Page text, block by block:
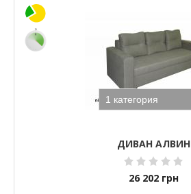
ДИВАН АЛВИН
26 202 грн